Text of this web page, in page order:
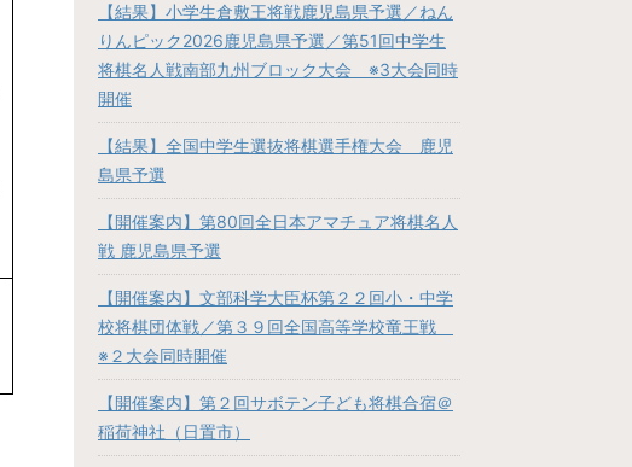
【結果】小学生倉敷王将戦鹿児島県予選／ねん
りんピック2026鹿児島県予選／第51回中学生
将棋名人戦南部九州ブロック大会 ※3大会同時
開催
【結果】全国中学生選抜将棋選手権大会 鹿児
島県予選
【開催案内】第80回全日本アマチュア将棋名人
戦 鹿児島県予選
【開催案内】文部科学大臣杯第２２回小・中学
校将棋団体戦／第３９回全国高等学校竜王戦
※２大会同時開催
【開催案内】第２回サボテン子ども将棋合宿＠
稲荷神社（日置市）